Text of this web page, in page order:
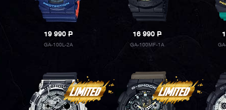
19 990P
GA-100L-2A
16 990P
GA-100MF-1A